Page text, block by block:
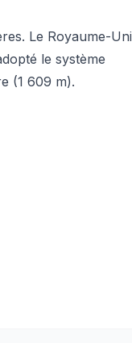
Le Royaume-Uni
le système
(1 609 m).